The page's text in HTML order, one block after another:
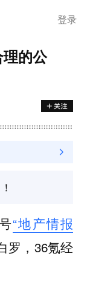
登录
的公
“地产情报
罗，36氪经